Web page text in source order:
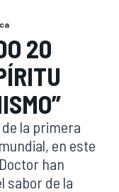
20
la primera
en este
han
sabor de la